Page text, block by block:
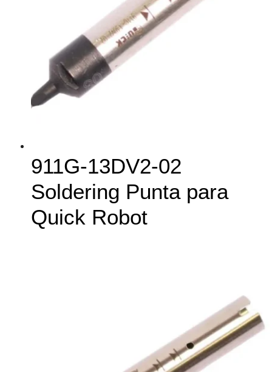
911G-13DV2-02
Soldering Punta para
Quick Robot